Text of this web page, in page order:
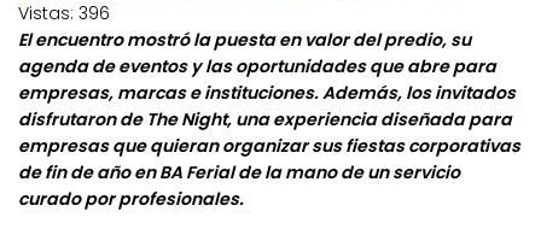
Vistas: 396
El encuentro mostró la puesta en valor del predio, su
agenda de eventos y las oportunidades que abre para
empresas, marcas e instituciones. Además, los invitados
disfrutaron de The Night, una experiencia diseñada para
empresas que quieran organizar sus fiestas corporativas
de fin de año en BA Ferial de la mano de un servicio
curado por profesionales.